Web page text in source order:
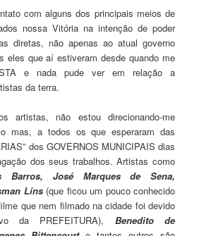
com alguns dos principais meios de
nossa Vitória na intenção de poder
diretas, não apenas ao atual governo
eles que aí estiveram desde quando me
e nada pude ver em relação a
da terra.
artistas, não estou direcionando-me
mas, a todos os que esperaram das
dos GOVERNOS MUNICIPAIS dias
dos seus trabalhos. Artistas como
Barros, José Marques de Sena,
Líns(que ficou um pouco conhecido
que nem filmado na cidade foi devido
da PREFEITURA), Benedito de